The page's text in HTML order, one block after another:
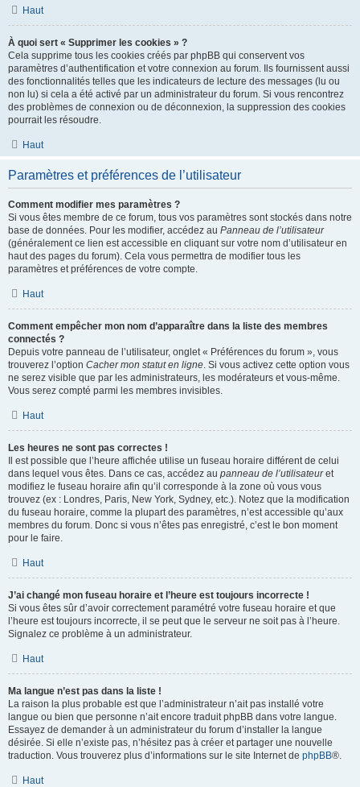
Haut
À quoi sert « Supprimer les cookies » ?
Cela supprime tous les cookies créés par phpBB qui conservent vos
paramètres d’authentification et votre connexion au forum. Ils fournissent aussi
des fonctionnalités telles que les indicateurs de lecture des messages (lu ou
non lu) si cela a été activé par un administrateur du forum. Si vous rencontrez
des problèmes de connexion ou de déconnexion, la suppression des cookies
pourrait les résoudre.
Haut
Paramètres et préférences de l’utilisateur
Comment modifier mes paramètres ?
Si vous êtes membre de ce forum, tous vos paramètres sont stockés dans notre
base de données. Pour les modifier, accédez au Panneau de l’utilisateur
(généralement ce lien est accessible en cliquant sur votre nom d’utilisateur en
haut des pages du forum). Cela vous permettra de modifier tous les
paramètres et préférences de votre compte.
Haut
Comment empêcher mon nom d’apparaître dans la liste des membres
connectés ?
Depuis votre panneau de l’utilisateur, onglet « Préférences du forum », vous
trouverez l’option Cacher mon statut en ligne. Si vous activez cette option vous
ne serez visible que par les administrateurs, les modérateurs et vous-même.
Vous serez compté parmi les membres invisibles.
Haut
Les heures ne sont pas correctes !
Il est possible que l’heure affichée utilise un fuseau horaire différent de celui
dans lequel vous êtes. Dans ce cas, accédez au panneau de l’utilisateuret
modifiez le fuseau horaire afin qu’il corresponde à la zone où vous vous
trouvez (ex : Londres, Paris, New York, Sydney, etc.). Notez que la modification
du fuseau horaire, comme la plupart des paramètres, n’est accessible qu’aux
membres du forum. Donc si vous n’êtes pas enregistré, c’est le bon moment
pour le faire.
Haut
J’ai changé mon fuseau horaire et l’heure est toujours incorrecte !
Si vous êtes sûr d’avoir correctement paramétré votre fuseau horaire et que
l’heure est toujours incorrecte, il se peut que le serveur ne soit pas à l’heure.
Signalez ce problème à un administrateur.
Haut
Ma langue n’est pas dans la liste !
La raison la plus probable est que l’administrateur n’ait pas installé votre
langue ou bien que personne n’ait encore traduit phpBB dans votre langue.
Essayez de demander à un administrateur du forum d’installer la langue
désirée. Si elle n’existe pas, n’hésitez pas à créer et partager une nouvelle
traduction. Vous trouverez plus d’informations sur le site Internet de phpBB®.
Haut